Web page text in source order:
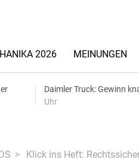
2026 MEINUNGEN
Daimler Truck: Gewinn
Uhr
Klick ins Heft: